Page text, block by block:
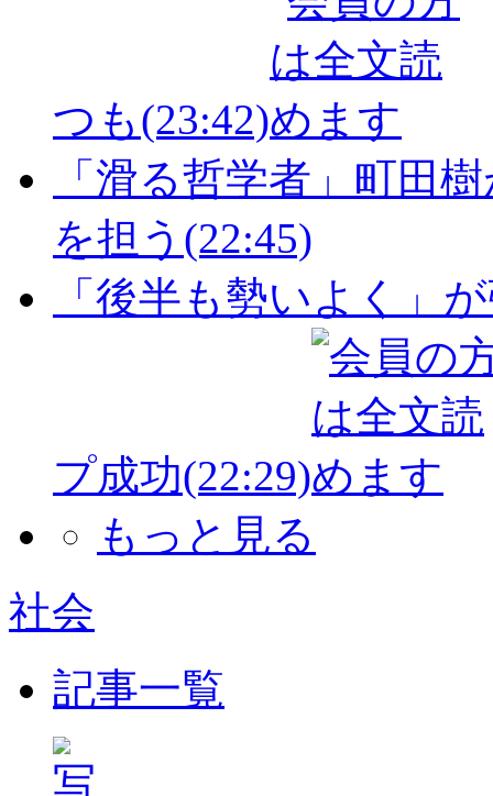
つも(23:42)
「滑る哲学者」町田
を担う (22:45)
「後半も勢いよく」
プ成功(22:29)
もっと見る
社会
記事一覧